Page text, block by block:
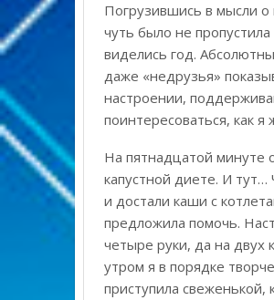
Погрузившись в мысли о
чуть было не
виделись год.
даже «недрузья»
настроении,
поинтересоваться, как
На пятнадцатой минуте
капустной диете. И тут…
и достали каши с
предложила помочь.
четыре руки, да на двух
утром я в порядке
приступила свеженькой,